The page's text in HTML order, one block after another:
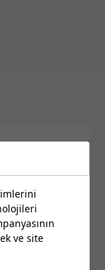
ve site
yakındaki